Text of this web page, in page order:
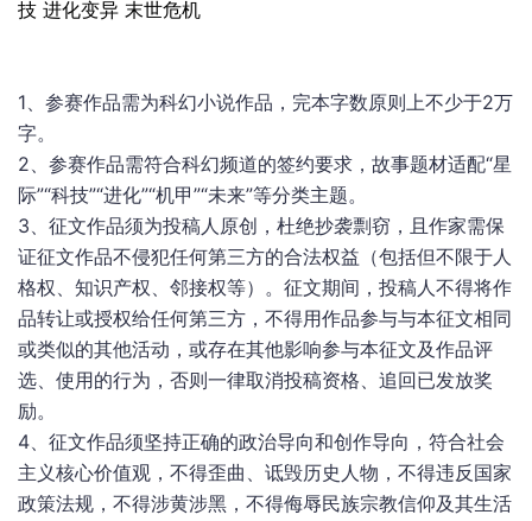
技 进化变异 末世危机
1、参赛作品需为科幻小说作品，完本字数原则上不少于2万
字。
2、参赛作品需符合科幻频道的签约要求，故事题材适配“星
际”“科技”“进化”“机甲”“未来”等分类主题。
3、征文作品须为投稿人原创，杜绝抄袭剽窃，且作家需保
证征文作品不侵犯任何第三方的合法权益（包括但不限于人
格权、知识产权、邻接权等）。征文期间，投稿人不得将作
品转让或授权给任何第三方，不得用作品参与与本征文相同
或类似的其他活动，或存在其他影响参与本征文及作品评
选、使用的行为，否则一律取消投稿资格、追回已发放奖
励。
4、征文作品须坚持正确的政治导向和创作导向，符合社会
主义核心价值观，不得歪曲、诋毁历史人物，不得违反国家
政策法规，不得涉黄涉黑，不得侮辱民族宗教信仰及其生活